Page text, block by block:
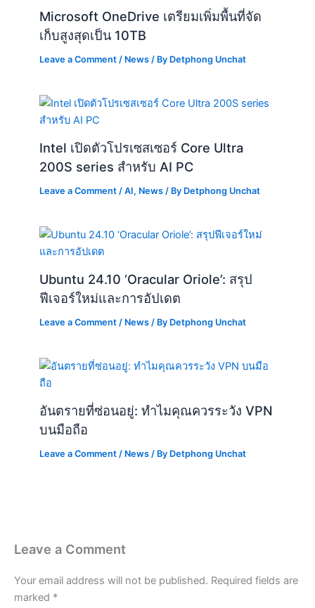
Microsoft OneDrive เตรียมเพิ่มพื้นที่จัด
เก็บสูงสุดเป็น 10TB
Leave a Comment / News / By Detphong Unchat
Intel เปิดตัวโปรเซสเซอร์ Core Ultra
200S series สำหรับ AI PC
Leave a Comment /AI, News / By Detphong Unchat
Ubuntu 24.10 ‘Oracular Oriole’: สรุป
ฟีเจอร์ใหม่และการอัปเดต
Leave a Comment / News / By Detphong Unchat
อันตรายที่ซ่อนอยู่: ทำไมคุณควรระวัง VPN
บนมือถือ
Leave a Comment / News / By Detphong Unchat
Leave a Comment
Your email address will not be published. Required fields are
marked *